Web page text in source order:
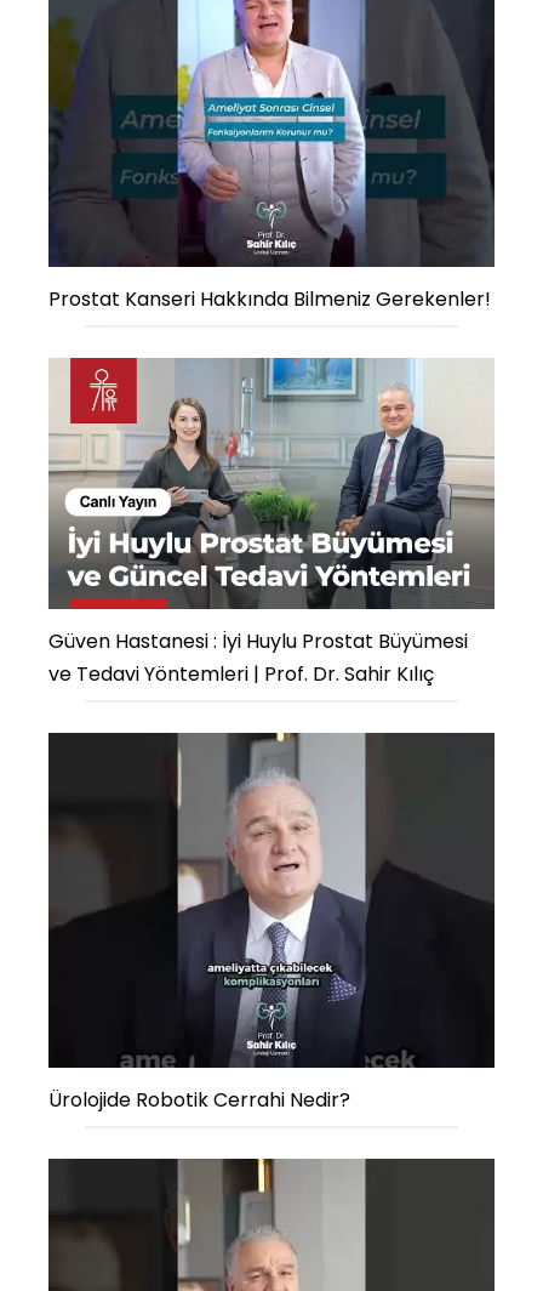
Prostat Kanseri Hakkında Bilmeniz Gerekenler!
Güven Hastanesi : İyi Huylu Prostat Büyümesi
ve Tedavi Yöntemleri | Prof. Dr. Sahir Kılıç
Ürolojide Robotik Cerrahi Nedir?